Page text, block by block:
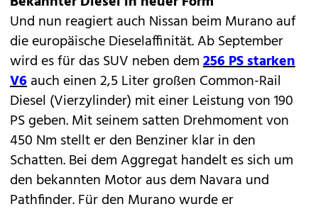
Und nun reagiert auch Nissan beim Murano auf
die europäische Dieselaffinität. Ab September
wird es für das SUV neben dem256 PS starken
V6auch einen 2,5 Liter großen Common-Rail
Diesel (Vierzylinder) mit einer Leistung von 190
PS geben. Mit seinem satten Drehmoment von
450 Nm stellt er den Benziner klar in den
Schatten. Bei dem Aggregat handelt es sich um
den bekannten Motor aus dem Navara und
Pathfinder. Für den Murano wurde er